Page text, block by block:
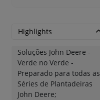
Highlights
Soluções John Deere -
Verde no Verde -
Preparado para todas as
Séries de Plantadeiras
John Deere;